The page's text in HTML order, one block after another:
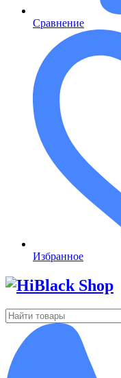
Сравнение
Избранное